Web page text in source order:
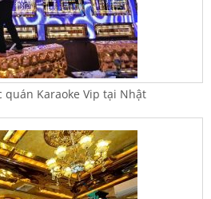
Karaoke Vip tại Nhật